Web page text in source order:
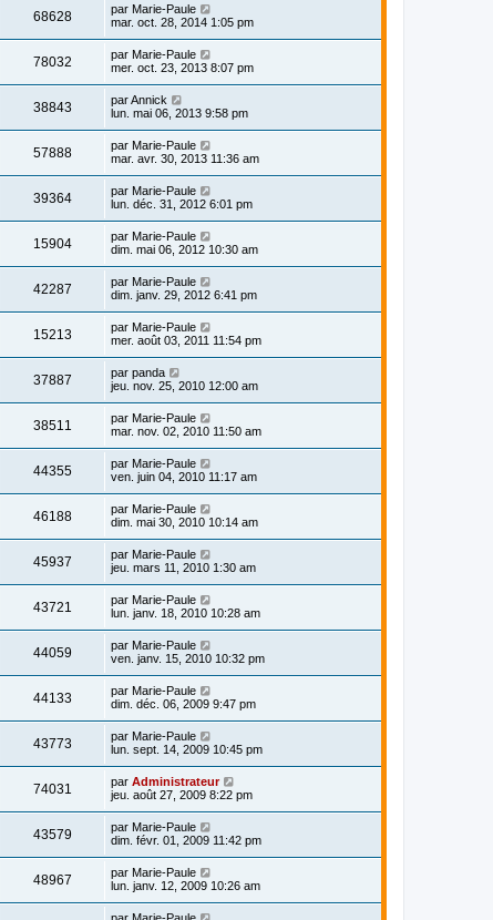
68628 par Marie-Paule
mar. oct. 28, 2014 1:05 pm
78032 par Marie-Paule
mer. oct. 23, 2013 8:07 pm
38843 parAnnick
lun. mai 06, 2013 9:58 pm
57888 par Marie-Paule
mar. avr. 30, 2013 11:36 am
39364 par Marie-Paule
lun. déc. 31, 2012 6:01 pm
15904 par Marie-Paule
dim. mai 06, 2012 10:30 am
42287 par Marie-Paule
dim. janv. 29, 2012 6:41 pm
15213 par Marie-Paule
mer. août 03, 2011 11:54 pm
37887 par panda
jeu. nov. 25, 2010 12:00 am
38511 par Marie-Paule
mar. nov. 02, 2010 11:50 am
44355 par Marie-Paule
ven. juin 04, 2010 11:17 am
46188 par Marie-Paule
dim. mai 30, 2010 10:14 am
45937 par Marie-Paule
jeu. mars 11, 2010 1:30 am
43721 par Marie-Paule
lun. janv. 18, 2010 10:28 am
44059 par Marie-Paule
ven. janv. 15, 2010 10:32 pm
44133 par Marie-Paule
dim. déc. 06, 2009 9:47 pm
43773 par Marie-Paule
lun. sept. 14, 2009 10:45 pm
74031 par Administrateur
jeu. août 27, 2009 8:22 pm
43579 par Marie-Paule
dim. févr. 01, 2009 11:42 pm
48967 par Marie-Paule
lun. janv. 12, 2009 10:26 am
par Marie-Paule